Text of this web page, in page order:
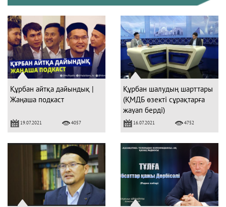
Құрбан айтқа дайындық |
Жаңаша подкаст
19.07.2021 4057
Құрбан шалудың шарттары
(ҚМДБ өзекті сұрақтарға
жауап берді)
16.07.2021 4752